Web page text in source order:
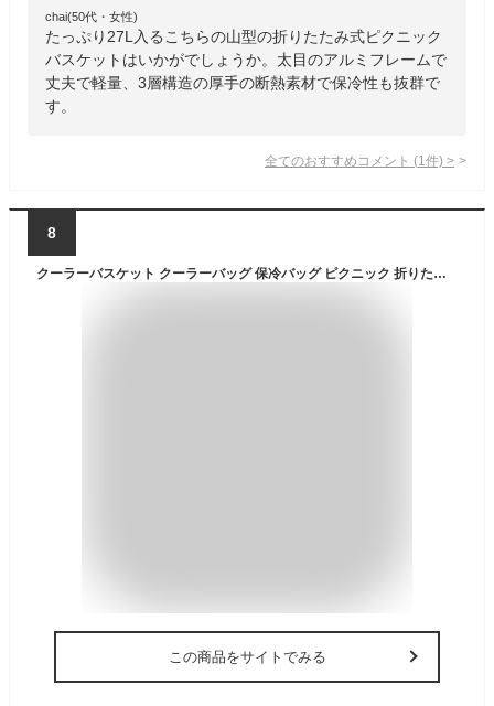
chai(50代・女性)
たっぷり27L入るこちらの山型の折りたたみ式ピクニック
バスケットはいかがでしょうか。太目のアルミフレームで
丈夫で軽量、3層構造の厚手の断熱素材で保冷性も抜群で
す。
全てのおすすめコメント (1 件) >
8
クーラーバスケット クーラーバッグ 保冷バッグ ピクニック 折りたたみ バスケット チェック柄 大容量 バッグ 30L レジャーバッグ 保冷 保温 運動会 買い物かご エコバッグ 保冷バスケット キャンプ アウトドア レジャー 花見 BBQ 旅行 ランチボックス おしゃれ
この商品をサイトでみる